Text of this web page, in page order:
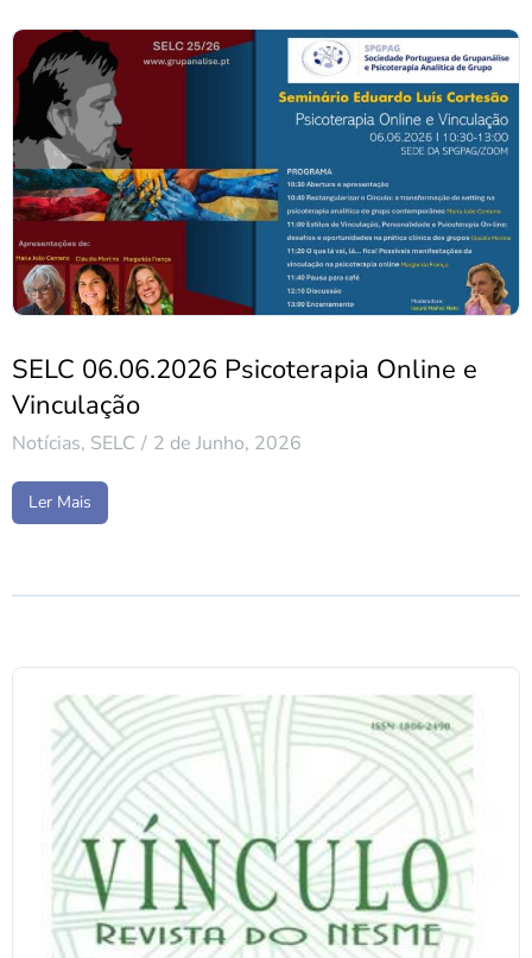
SELC 06.06.2026 Psicoterapia Online e
Vinculação
Notícias, SELC 2 de Junho, 2026
Ler Mais